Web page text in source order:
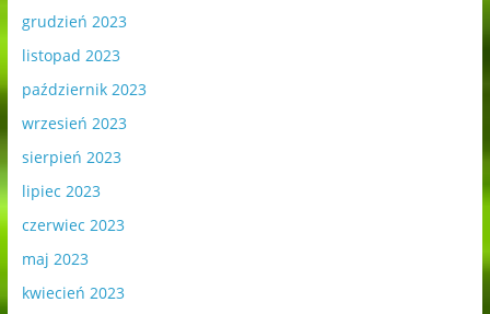
grudzień 2023
listopad 2023
październik 2023
wrzesień 2023
sierpień 2023
lipiec 2023
czerwiec 2023
maj 2023
kwiecień 2023